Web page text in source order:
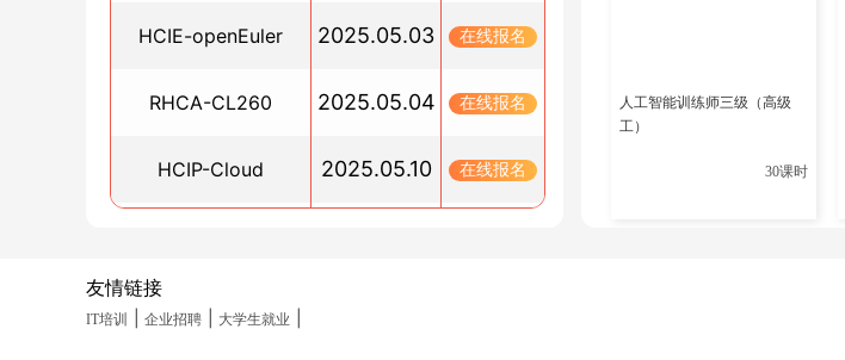
OCP证书需要考多长时间？费用是多少？
2024/11/15
红帽云计算培训课程_广州博睿谷
RHCE考试没通过怎么办？抓住赠送的补考机会，复
2024/11/14
2024/11/14
HCIE-openEuler培训费用是多少？_广州培训班
RHCA是要考五门吗?
HCIE-openEuler 2025.05.03 在线报名
RHCA-CL260 2025.05.04 在线报名
HCIP-Cloud 2025.05.10 在线报名
HCIA-Datacom(晚班)
人工智能训练师三级（高级
工）
30课时
友情链接
IT培训 企业招聘 大学生就业